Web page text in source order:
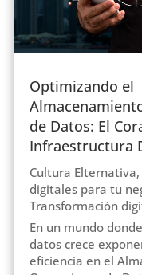
Optimizando el
de Datos: El
Infraestructura
Cultura Elternativa,
digitales para tu
Transformación
En un mundo
datos crece
eficiencia en el